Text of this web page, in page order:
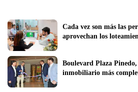
Cada vez son más las
aprovechan los
Boulevard Plaza
inmobiliario más